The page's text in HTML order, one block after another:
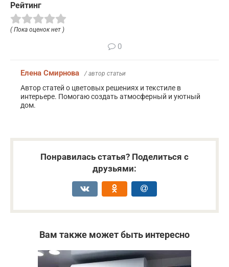
Рейтинг
( Пока оценок нет )
0
Елена Смирнова / автор статьи
Автор статей о цветовых решениях и текстиле в
интерьере. Помогаю создать атмосферный и уютный
дом.
Понравилась статья? Поделиться с
друзьями:
Вам также может быть интересно